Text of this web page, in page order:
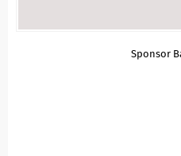
Sponsor